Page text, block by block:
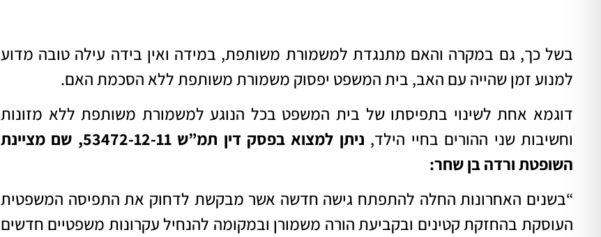
בשל כך, גם במקרה והאם מתנגדת למשמורת משותפת, במידה ואין בידה עילה טובה מדוע
למנוע זמן שהייה עם האב, בית המשפט יפסוק משמורת משותפת ללא הסכמת האם.
דוגמא אחת לשינוי בתפיסתו של בית המשפט בכל הנוגע למשמורת משותפת ללא מזונות
וחשיבות שני ההורים בחיי הילד,
ניתן למצוא בפסק דין תמ”ש 53472-12-11, שם מציינת
השופטת ורדה בן שחר:
“בשנים האחרונות החלה להתפתח גישה חדשה אשר מבקשת לדחוק את התפיסה המשפטית
העוסקת בהחזקת קטינים ובקביעת הורה משמורן ובמקומה להנחיל עקרונות משפטיים חדשים